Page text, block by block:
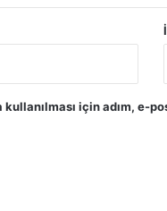
için adım, e-